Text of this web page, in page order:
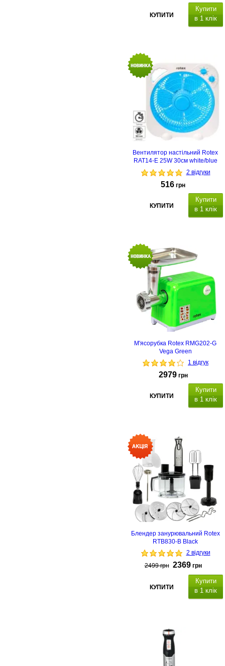
КУПИТИ
Купити
в 1 клік
Вентилятор настільний Rotex
RAT14-E 25W 30см white/blue
2 відгуки
516 грн
КУПИТИ
Купити
в 1 клік
М'ясорубка Rotex RMG202-G
Vega Green
1 відгук
2979 грн
КУПИТИ
Купити
в 1 клік
Блендер занурювальний Rotex
RTB830-B Black
2 відгуки
2499 грн 2369 грн
КУПИТИ
Купити
в 1 клік